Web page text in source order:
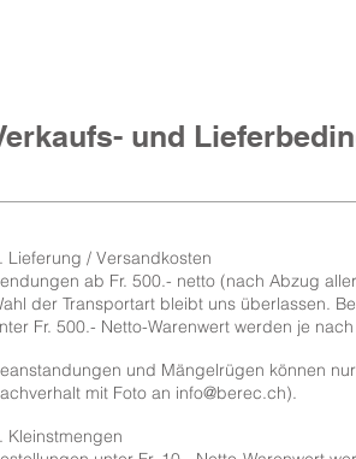
und
Lieferung / Versandkosten
ab Fr. 500.- netto (nach Abzug
der Transportart bleibt uns überlassen.
Fr. 500.- Netto-Warenwert werden je
und Mängelrügen können
mit Foto an info@berec.ch).
Kleinstmengen